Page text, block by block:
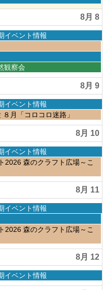
8月 8
イベント情報
観察会
8月 9
イベント情報
月「コロコロ迷路」
8月 10
イベント情報
2026 森のクラフト広場～こ
8月 11
イベント情報
2026 森のクラフト広場～こ
8月 12
イベント情報